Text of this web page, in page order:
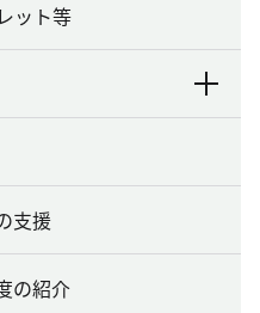
ット等
支援
の紹介